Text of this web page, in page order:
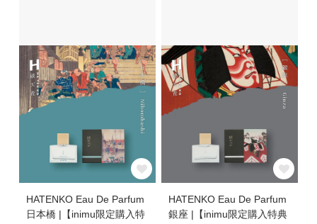
HATENKO Eau De Parfum
日本橋 |【inimu限定購入特
HATENKO Eau De Parfum
銀座 |【inimu限定購入特典